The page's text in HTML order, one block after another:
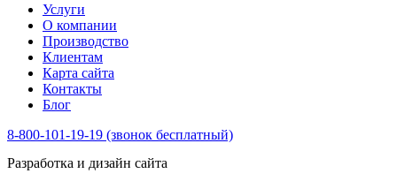
Услуги
О компании
Производство
Клиентам
Карта сайта
Контакты
Блог
8-800-101-19-19 (звонок бесплатный)
Разработка и дизайн сайта